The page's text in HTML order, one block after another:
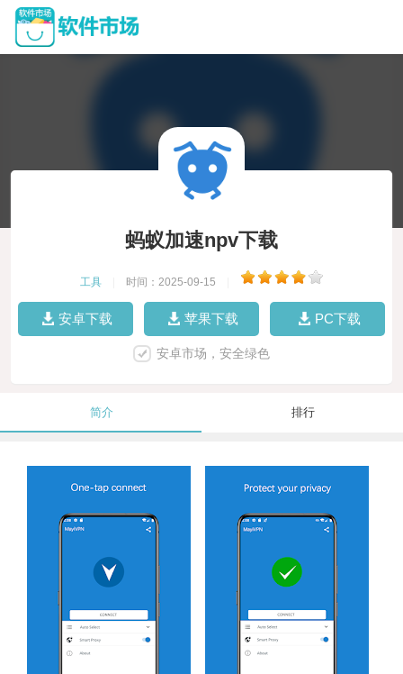
蚂蚁加速npv下载
工具 时间：2025-09-15
安卓下载 苹果下载 PC下载
安卓市场，安全绿色
简介 排行